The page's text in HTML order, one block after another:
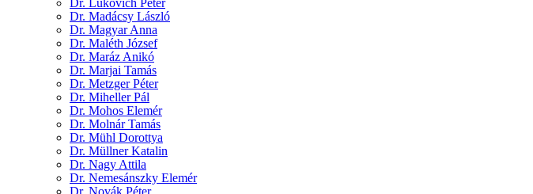
Dr. Madácsy László
Dr. Magyar Anna
Dr. Maléth József
Dr. Maráz Anikó
Dr. Marjai Tamás
Dr. Metzger Péter
Dr. Miheller Pál
Dr. Mohos Elemér
Dr. Molnár Tamás
Dr. Mühl Dorottya
Dr. Müllner Katalin
Dr. Nagy Attila
Dr. Nemesánszky Elemér
Dr. Novák Péter